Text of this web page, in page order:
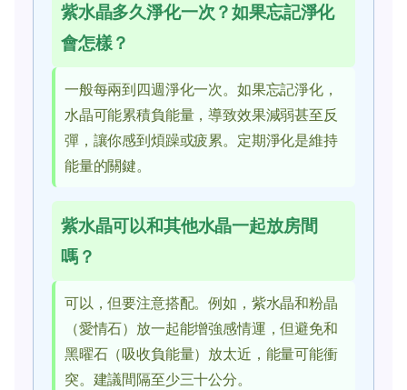
紫水晶多久淨化一次？如果忘記淨化
會怎樣？
一般每兩到四週淨化一次。如果忘記淨化，
水晶可能累積負能量，導致效果減弱甚至反
彈，讓你感到煩躁或疲累。定期淨化是維持
能量的關鍵。
紫水晶可以和其他水晶一起放房間
嗎？
可以，但要注意搭配。例如，紫水晶和粉晶
（愛情石）放一起能增強感情運，但避免和
黑曜石（吸收負能量）放太近，能量可能衝
突。建議間隔至少三十公分。